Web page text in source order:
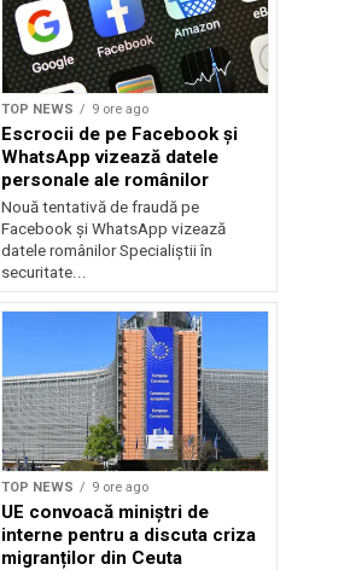
TOP NEWS 9 ore ago
Escrocii de pe Facebook și
WhatsApp vizează datele
personale ale românilor
Nouă tentativă de fraudă pe
Facebook și WhatsApp vizează
datele românilor Specialiștii în
securitate...
TOP NEWS 9 ore ago
UE convoacă miniștri de
interne pentru a discuta criza
migranților din Ceuta